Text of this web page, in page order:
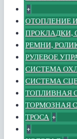
+
ОТОПЛЕНИЕ
ПРОКЛАДКИ,
РЕМНИ,
РУЛЕВОЕ
СИСТЕМА
СИСТЕМА
ТОПЛИВНАЯ
ТОРМОЗНАЯ
ТРОСА +
+